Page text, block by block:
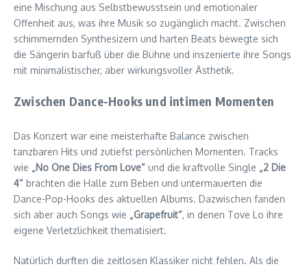
eine Mischung aus Selbstbewusstsein und emotionaler
Offenheit aus, was ihre Musik so zugänglich macht. Zwischen
schimmernden Synthesizern und harten Beats bewegte sich
die Sängerin barfuß über die Bühne und inszenierte ihre Songs
mit minimalistischer, aber wirkungsvoller Ästhetik.
Zwischen Dance-Hooks und intimen Momenten
Das Konzert war eine meisterhafte Balance zwischen
tanzbaren Hits und zutiefst persönlichen Momenten. Tracks
wie „No One Dies From Love“ und die kraftvolle Single „2 Die
4“ brachten die Halle zum Beben und untermauerten die
Dance-Pop-Hooks des aktuellen Albums. Dazwischen fanden
sich aber auch Songs wie „Grapefruit“, in denen Tove Lo ihre
eigene Verletzlichkeit thematisiert.
Natürlich durften die zeitlosen Klassiker nicht fehlen. Als die